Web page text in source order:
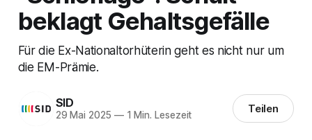
beklagt Gehaltsgefälle
Für die Ex-Nationaltorhüterin geht es nicht nur um
die EM-Prämie.
SID
29 Mai 2025 —1 Min. Lesezeit Teilen